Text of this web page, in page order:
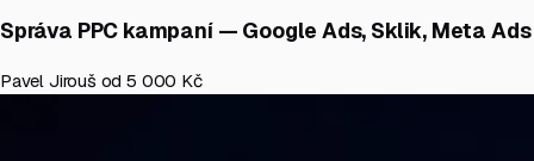
Správa PPC kampaní — Google Ads, Sklik, Meta Ads
Pavel Jirouš od 5 000 Kč